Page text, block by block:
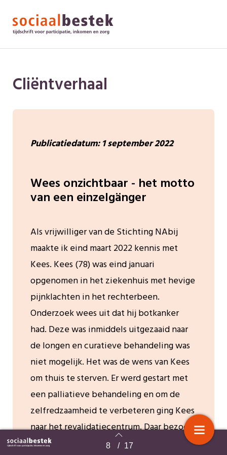
Terug naar overzicht 8 / 17
Cliëntverhaal
Publicatiedatum: 1 september 2022
Wees onzichtbaar - het motto
van een einzelgänger
Als vrijwilliger van de Stichting NAbij
maakte ik eind maart 2022 kennis met
Kees. Kees (78) was eind januari
opgenomen in het ziekenhuis met hevige
pijnklachten in het rechterbeen.
Onderzoek wees uit dat hij botkanker
had. Deze was inmiddels uitgezaaid naar
de longen en curatieve behandeling was
niet mogelijk. Het was de wens van Kees
om thuis te sterven. Er werd gestart met
een palliatieve behandeling en om de
zelfredzaamheid te verbeteren ging Kees
naar het revalidatiecentrum. Daar bezocht
ik hem die eerste paar keren.